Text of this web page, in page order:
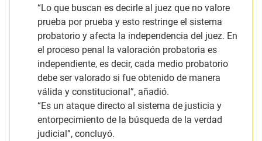
“Lo que buscan es decirle al juez que no valore
prueba por prueba y esto restringe el sistema
probatorio y afecta la independencia del juez. En
el proceso penal la valoración probatoria es
independiente, es decir, cada medio probatorio
debe ser valorado si fue obtenido de manera
válida y constitucional”, añadió.
“Es un ataque directo al sistema de justicia y
entorpecimiento de la búsqueda de la verdad
judicial”, concluyó.